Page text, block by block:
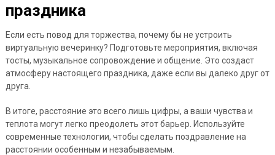
праздника
Если есть повод для торжества, почему бы не устроить
виртуальную вечеринку? Подготовьте мероприятия, включая
тосты, музыкальное сопровождение и общение. Это создаст
атмосферу настоящего праздника, даже если вы далеко друг от
друга.
В итоге, расстояние это всего лишь цифры, а ваши чувства и
теплота могут легко преодолеть этот барьер. Используйте
современные технологии, чтобы сделать поздравление на
расстоянии особенным и незабываемым.